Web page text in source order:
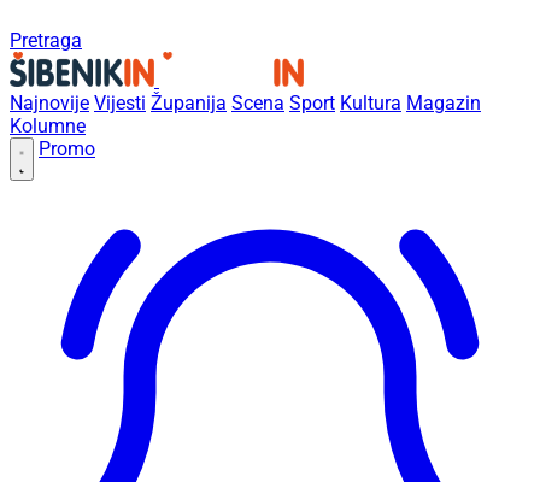
Pretraga
Najnovije Vijesti Županija Scena Sport Kultura Magazin
Kolumne
Promo